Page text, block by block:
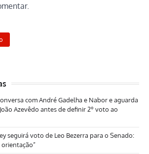
com André Gadelha e Nabor e aguarda
Azevêdo antes de definir 2º voto ao
seguirá voto de Leo Bezerra para o Senado: